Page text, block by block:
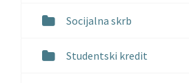
Socijalna skrb
Studentski kredit